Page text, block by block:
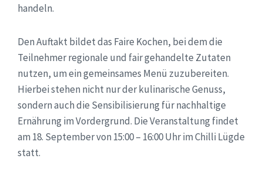
handeln.
Den Auftakt bildet das Faire Kochen, bei dem die
Teilnehmer regionale und fair gehandelte Zutaten
nutzen, um ein gemeinsames Menü zuzubereiten.
Hierbei stehen nicht nur der kulinarische Genuss,
sondern auch die Sensibilisierung für nachhaltige
Ernährung im Vordergrund. Die Veranstaltung findet
am 18. September von 15:00 – 16:00 Uhr im Chilli Lügde
statt.